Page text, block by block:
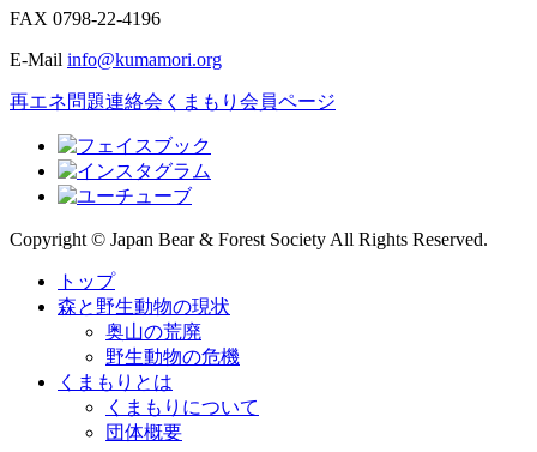
FAX 0798-22-4196
E-Mail info@kumamori.org
再エネ問題連絡会 くまもり会員ページ
Copyright © Japan Bear & Forest Society All Rights Reserved.
トップ
森と野生動物の現状
奥山の荒廃
野生動物の危機
くまもりとは
くまもりについて
団体概要